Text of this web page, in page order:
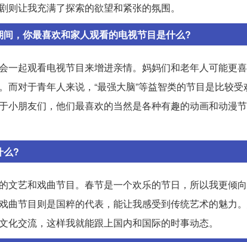
让我充满了探索的欲望和紧张的氛围。
，你最喜欢和家人观看的电视节目是什么?
一起观看电视节目来增进亲情。妈妈们和老年人可能更
而对于青年人来说，“最强大脑”等益智类的节目是比较
小朋友们，他们最喜欢的当然是各种有趣的动画和动漫
么?
艺和戏曲节目。春节是一个欢乐的节日，所以我更倾
曲节目则是国粹的代表，能让我感受到传统艺术的魅力
交流，这样我就能跟上国内和国际的时事动态。